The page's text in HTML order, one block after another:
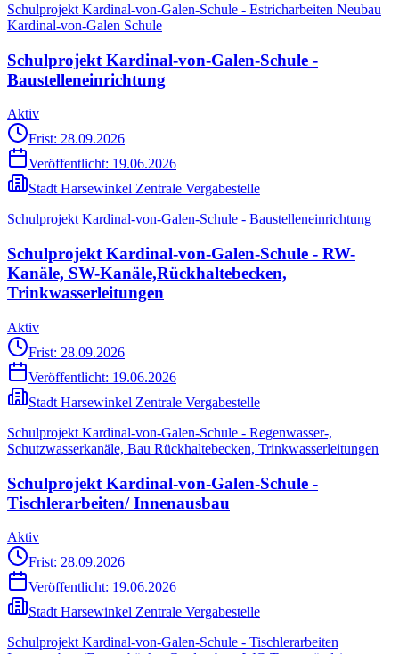
Schulprojekt Kardinal-von-Galen-Schule - Estricharbeiten Neubau
Kardinal-von-Galen Schule
Schulprojekt Kardinal-von-Galen-Schule -
Baustelleneinrichtung
Aktiv
Frist: 28.09.2026
Veröffentlicht: 19.06.2026
Stadt Harsewinkel Zentrale Vergabestelle
Schulprojekt Kardinal-von-Galen-Schule - Baustelleneinrichtung
Schulprojekt Kardinal-von-Galen-Schule - RW-
Kanäle, SW-Kanäle,Rückhaltebecken,
Trinkwasserleitungen
Aktiv
Frist: 28.09.2026
Veröffentlicht: 19.06.2026
Stadt Harsewinkel Zentrale Vergabestelle
Schulprojekt Kardinal-von-Galen-Schule - Regenwasser-,
Schutzwasserkanäle, Bau Rückhaltebecken, Trinkwasserleitungen
Schulprojekt Kardinal-von-Galen-Schule -
Tischlerarbeiten/ Innenausbau
Aktiv
Frist: 28.09.2026
Veröffentlicht: 19.06.2026
Stadt Harsewinkel Zentrale Vergabestelle
Schulprojekt Kardinal-von-Galen-Schule - Tischlerarbeiten